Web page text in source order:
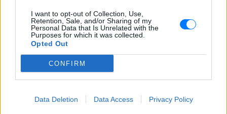
I want to opt-out of Collection, Use,
Retention, Sale, and/or Sharing of my
Personal Data that Is Unrelated with the
Purposes for which it was collected.
Opted Out
CONFIRM
Data Deletion Data Access Privacy Policy
εξαετές συμβόλαιο ο
Βραζιλιάνος
ΧΤΕΣ
Βραζιλιάνος είναι έτοιμος να αποδεχτεί
Meta έξυπνα γυαλιά: Γιατί
εστιατόρια, παμπ και θέατρα
στη Βρετανία τα απαγορεύουν